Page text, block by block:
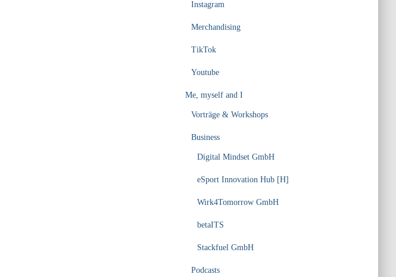
Instagram
Merchandising
TikTok
Youtube
Me, myself and I
Vorträge & Workshops
Business
Digital Mindset GmbH
eSport Innovation Hub [H]
Wirk4Tomorrow GmbH
betaITS
Stackfuel GmbH
Podcasts